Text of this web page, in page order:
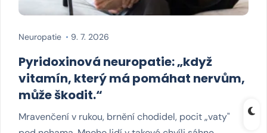
Neuropatie 9. 7. 2026
Pyridoxinová neuropatie: „když
vitamín, který má pomáhat nervům,
může škodit.“
Mravenčení v rukou, brnění chodidel, pocit „vaty"